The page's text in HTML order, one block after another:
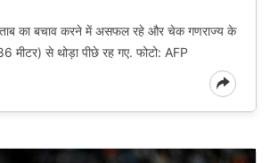
का बचाव करने में असफल रहे और चेक गणराज्य के
से थोड़ा पीछे रह गए. फोटो: AFP